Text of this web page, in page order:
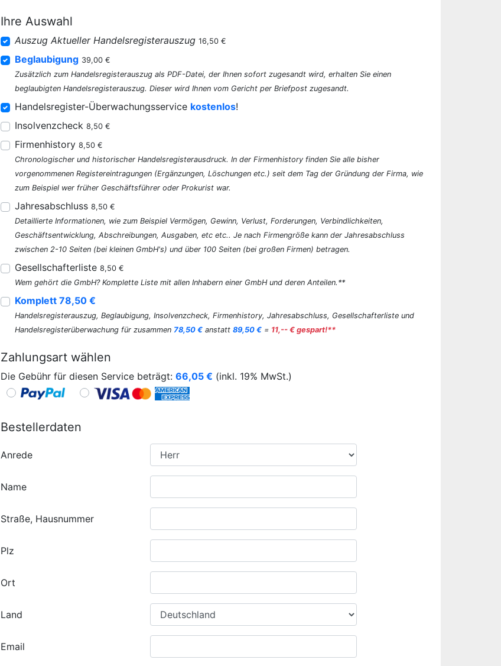
Ihre Auswahl
Auszug Aktueller Handelsregisterauszug 16,50 €
Beglaubigung 39,00 €
Zusätzlich zum Handelsregisterauszug als PDF-Datei, der Ihnen sofort zugesandt wird, erhalten Sie einen
beglaubigten Handelsregisterauszug. Dieser wird Ihnen vom Gericht per Briefpost zugesandt.
Handelsregister-Überwachungsservice kostenlos!
Insolvenzcheck 8,50 €
Firmenhistory 8,50 €
Chronologischer und historischer Handelsregisterausdruck. In der Firmenhistory finden Sie alle bisher
vorgenommenen Registereintragungen (Ergänzungen, Löschungen etc.) seit dem Tag der Gründung der Firma, wie
zum Beispiel wer früher Geschäftsführer oder Prokurist war.
Jahresabschluss 8,50 €
Detaillierte Informationen, wie zum Beispiel Vermögen, Gewinn, Verlust, Forderungen, Verbindlichkeiten,
Geschäftsentwicklung, Abschreibungen, Ausgaben, etc etc.. Je nach Firmengröße kann der Jahresabschluss
zwischen 2-10 Seiten (bei kleinen GmbH's) und über 100 Seiten (bei großen Firmen) betragen.
Gesellschafterliste 8,50 €
Wem gehört die GmbH? Komplette Liste mit allen Inhabern einer GmbH und deren Anteilen.**
Komplett 78,50 €
Handelsregisterauszug, Beglaubigung, Insolvenzcheck, Firmenhistory, Jahresabschluss, Gesellschafterliste und
Handelsregisterüberwachung für zusammen 78,50 € anstatt 89,50 € = 11,-- € gespart!**
Zahlungsart wählen
Die Gebühr für diesen Service beträgt: 66,05 € (inkl. 19% MwSt.)
Bestellerdaten
Anrede
Name
Straße, Hausnummer
Plz
Ort
Land
Email